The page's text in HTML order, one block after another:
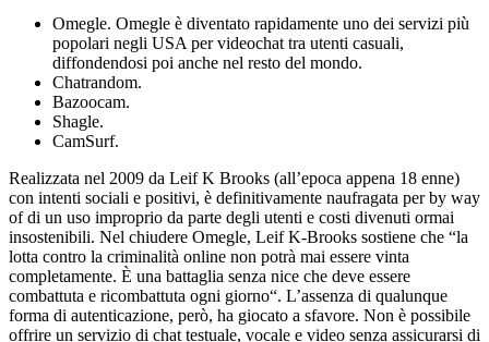
Omegle. Omegle è diventato rapidamente uno dei servizi più
popolari negli USA per videochat tra utenti casuali,
diffondendosi poi anche nel resto del mondo.
Chatrandom.
Bazoocam.
Shagle.
CamSurf.
Realizzata nel 2009 da Leif K Brooks (all’epoca appena 18 enne)
con intenti sociali e positivi, è definitivamente naufragata per by way
of di un uso improprio da parte degli utenti e costi divenuti ormai
insostenibili. Nel chiudere Omegle, Leif K-Brooks sostiene che “la
lotta contro la criminalità online non potrà mai essere vinta
completamente. È una battaglia senza nice che deve essere
combattuta e ricombattuta ogni giorno“. L’assenza di qualunque
forma di autenticazione, però, ha giocato a sfavore. Non è possibile
offrire un servizio di chat testuale, vocale e video senza assicurarsi di